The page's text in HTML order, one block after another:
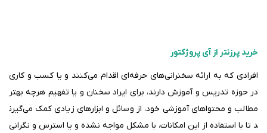
خرید پرزنتر از آی پروژکتور
افرادی که به ارائه‌ سخنرانی‌های حرفه‌ای اقدام می‌کنند و یا کسب‌ و کاری
در حوزه‌ تدریس و آموزش دارند، برای ایراد سخنان و یا تفهیم هرچه بهتر
مطالب و محتواهای آموزشی خود، از وسائل و ابزارهای زیادی کمک می‌گیرن
د تا با استفاده از این امکانات، با مشکل مواجه نشده و یا استرس و نگرانی